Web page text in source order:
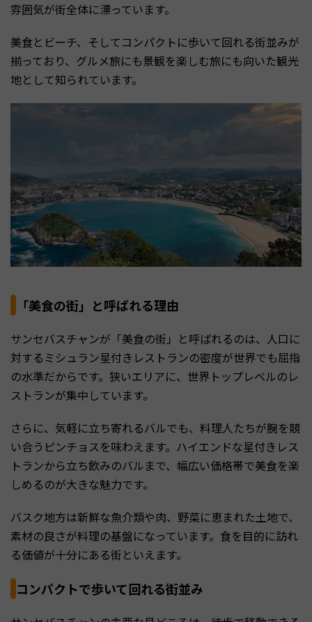
雰囲気が街全体に漂っています。
美食とビーチ、そしてコンパクトに歩いて回れる街並みが
揃っており、グルメ旅にも景観を楽しむ旅にも向いた観光
地として知られています。
「美食の街」と呼ばれる理由
サンセバスチャンが「美食の街」と呼ばれるのは、人口に
対するミシュラン星付きレストランの密度が世界でも屈指
の水準だからです。狭いエリアに、世界トップレベルのレ
ストランが集中しています。
さらに、気軽に立ち寄れるバルでも、料理人たちが腕を競
い合うピンチョスを味わえます。ハイエンドな星付きレス
トランから立ち飲みのバルまで、幅広い価格帯で美食を楽
しめるのが大きな魅力です。
バスク地方は新鮮な魚介類や肉、野菜に恵まれた土地で、
素材の良さが料理の基盤になっています。食を目的に訪れ
る価値が十分にある街といえます。
コンパクトで歩いて回れる街並み